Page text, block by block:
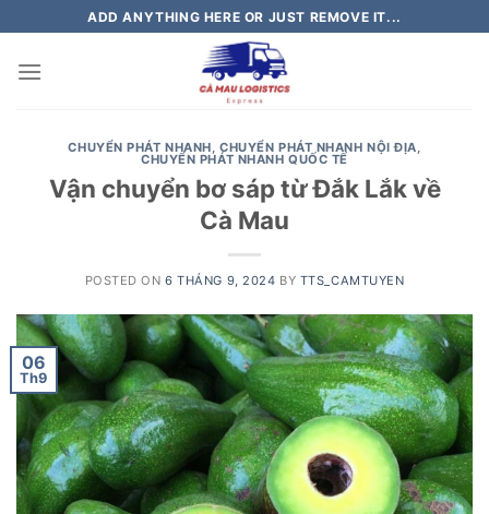
to
content
ADD ANYTHING HERE OR JUST REMOVE IT...
CHUYỂN PHÁT NHANH,CHUYỂN PHÁT NHANH NỘI ĐỊA,
CHUYỂN PHÁT NHANH QUỐC TẾ
Vận chuyển bơ sáp từ Đắk Lắk về
Cà Mau
POSTED ON6 THÁNG 9, 2024 BY TTS_CAMTUYEN
06
Th9